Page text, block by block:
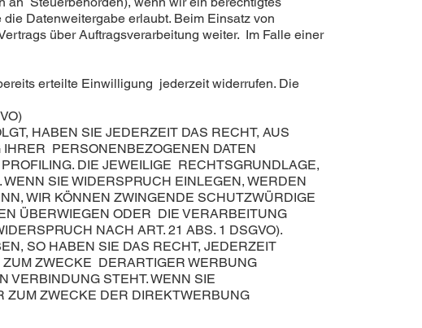
Datenweitergabe erlaubt. Beim Einsatz von
über Auftragsverarbeitung weiter. Im Falle einer
erteilte Einwilligung jederzeit widerrufen. Die
HABEN SIE JEDERZEIT DAS RECHT, AUS
PERSONENBEZOGENEN DATEN
DIE JEWEILIGE RECHTSGRUNDLAGE,
SIE WIDERSPRUCH EINLEGEN, WERDEN
WIR KÖNNEN ZWINGENDE SCHUTZWÜRDIGE
ÜBERWIEGEN ODER DIE VERARBEITUNG
NACH ART. 21 ABS. 1 DSGVO).
SO HABEN SIE DAS RECHT, JEDERZEIT
ZWECKE DERARTIGER WERBUNG
VERBINDUNG STEHT. WENN SIE
ZWECKE DER DIREKTWERBUNG